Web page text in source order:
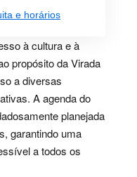
e horários
à cultura e à
propósito da Virada
a diversas
A agenda do
planejada
garantindo uma
a todos os